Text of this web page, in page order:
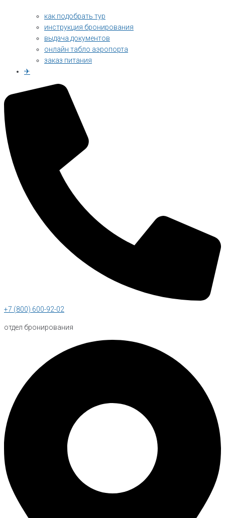
как подобрать тур
инструкция бронирования
выдача документов
онлайн табло аэропорта
заказ питания
✈
+7 (800) 600-92-02
отдел бронирования